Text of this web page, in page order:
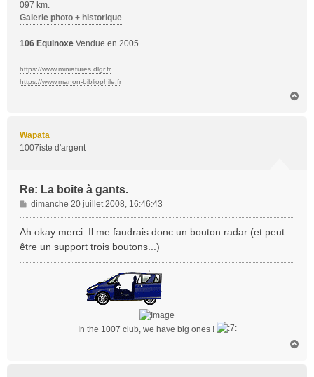
097 km.
Galerie photo + historique
106 Equinoxe Vendue en 2005
https://www.miniatures.dlgr.fr
https://www.manon-bibliophile.fr
Wapata
1007iste d'argent
Re: La boite à gants.
M
e
s
dimanche 20 juillet 2008, 16:46:43
Ah okay merci. Il me faudrais donc un bouton radar (et peut
être un support trois boutons...)
In the 1007 club, we have big ones !